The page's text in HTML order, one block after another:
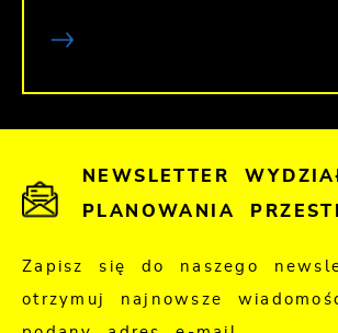
NEWSLETTER
PLANOWANIA
Zapisz się do naszego
otrzymuj najnowsze